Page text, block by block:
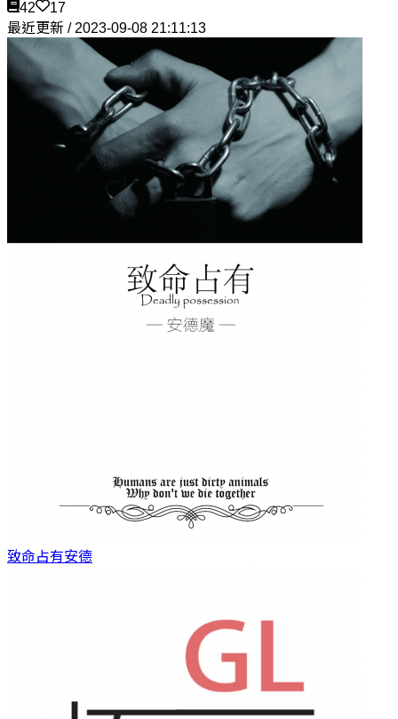
42
17
最近更新 / 2023-09-08 21:11:13
致命占有安德